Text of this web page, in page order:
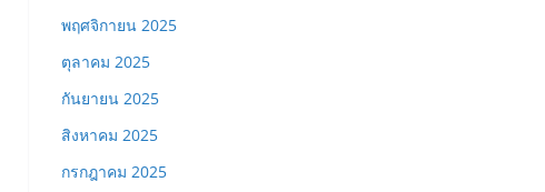
พฤศจิกายน 2025
ตุลาคม 2025
กันยายน 2025
สิงหาคม 2025
กรกฎาคม 2025